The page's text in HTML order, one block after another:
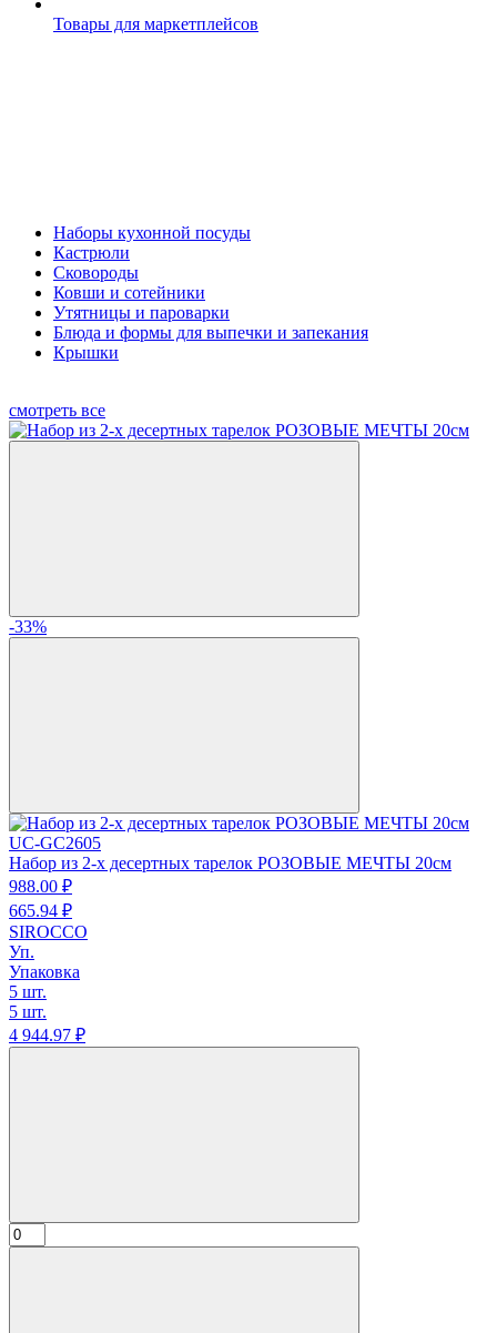
Товары для маркетплейсов
Наборы кухонной посуды
Кастрюли
Сковороды
Ковши и сотейники
Утятницы и пароварки
Блюда и формы для выпечки и запекания
Крышки
смотреть все
-33%
UC-GC2605
Набор из 2-х десертных тарелок РОЗОВЫЕ МЕЧТЫ 20см
988.00 ₽
665.94 ₽
SIROCCO
Уп.
Упаковка
5 шт.
5 шт.
4 944.97 ₽